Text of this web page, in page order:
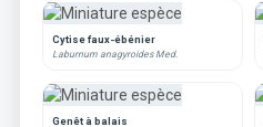
Cytise faux-ébénier
Laburnum anagyroides Med.
Genêt à balais